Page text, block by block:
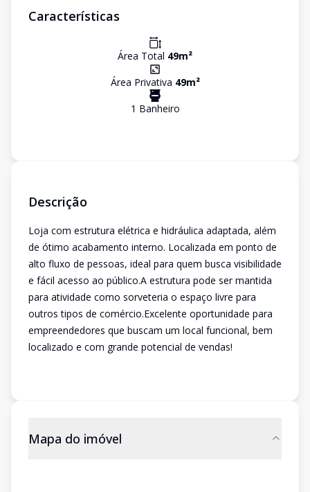
Características
Área Total 49m²
Área Privativa 49m²
1 Banheiro
Descrição
Loja com estrutura elétrica e hidráulica adaptada, além
de ótimo acabamento interno. Localizada em ponto de
alto fluxo de pessoas, ideal para quem busca visibilidade
e fácil acesso ao público.A estrutura pode ser mantida
para atividade como sorveteria o espaço livre para
outros tipos de comércio.Excelente oportunidade para
empreendedores que buscam um local funcional, bem
localizado e com grande potencial de vendas!
Mapa do imóvel